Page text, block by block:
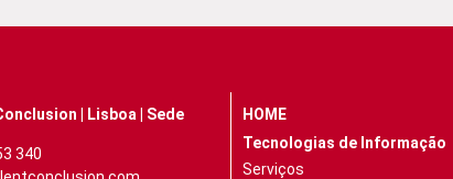
| Lisboa | Sede
340
HOME
Tecnologias de Informação
Serviços